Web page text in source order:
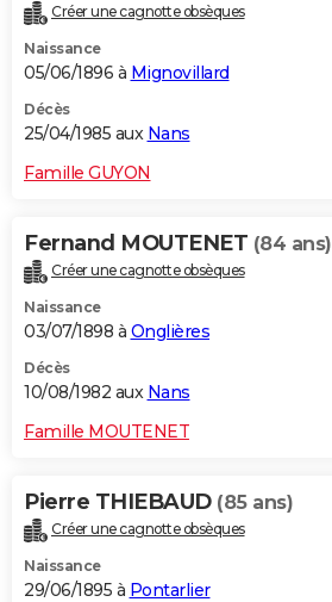
Créer une cagnotte obsèques
Naissance
05/06/1896 à Mignovillard
Décès
25/04/1985 aux Nans
Famille GUYON
Fernand MOUTENET (84 ans)
Créer une cagnotte obsèques
Naissance
03/07/1898 à Onglières
Décès
10/08/1982 aux Nans
Famille MOUTENET
Pierre THIEBAUD (85 ans)
Créer une cagnotte obsèques
Naissance
29/06/1895 à Pontarlier